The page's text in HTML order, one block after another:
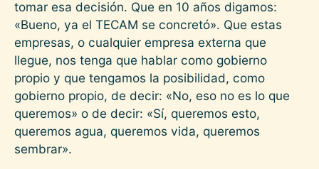
tomar esa decisión. Que en 10 años digamos:
«Bueno, ya el TECAM se concretó». Que estas
empresas, o cualquier empresa externa que
llegue, nos tenga que hablar como gobierno
propio y que tengamos la posibilidad, como
gobierno propio, de decir: «No, eso no es lo que
queremos» o de decir: «Sí, queremos esto,
queremos agua, queremos vida, queremos
sembrar».